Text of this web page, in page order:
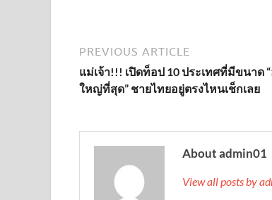
PREVIOUS ARTICLE
แม่เจ้า!!! เปิดท็อป 10 ประเทศที่มีขนาด
ใหญ่ที่สุด” ชายไทยอยู่ตรงไหนเช็กเลย
About admin01
View all posts by